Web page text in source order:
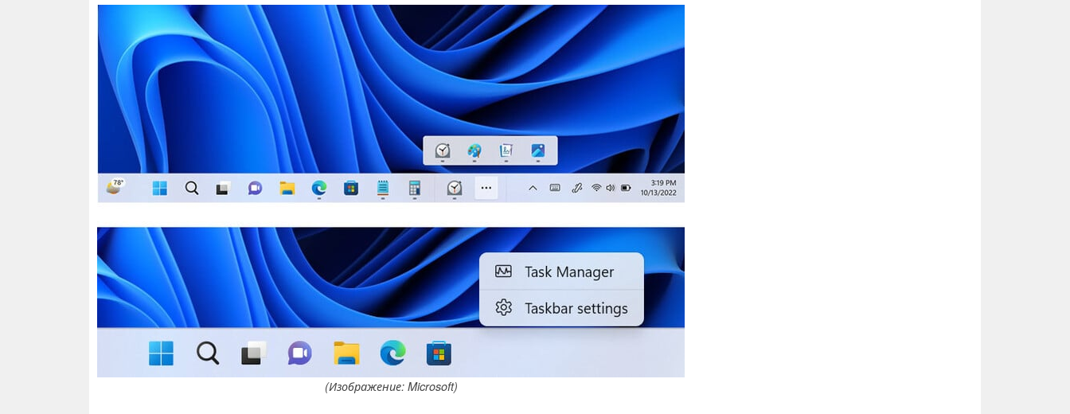
(Изображение: Microsoft)